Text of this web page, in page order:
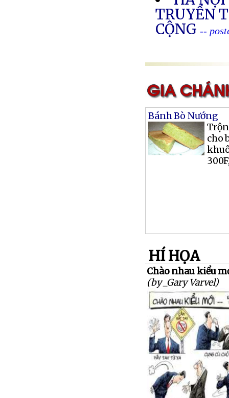
TRUYỀN
CỘNG--
Bánh Bò Nướng
cho
HÍ HỌA
Chào nhau kiểu
(by _Gary Varvel)